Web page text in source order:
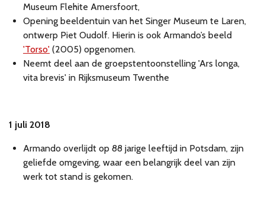
Museum Flehite Amersfoort,
Opening beeldentuin van het Singer Museum te Laren,
ontwerp Piet Oudolf. Hierin is ook Armando’s beeld
'Torso' (2005) opgenomen.
Neemt deel aan de groepstentoonstelling 'Ars longa,
vita brevis' in Rijksmuseum Twenthe
1 juli 2018
Armando overlijdt op 88 jarige leeftijd in Potsdam, zijn
geliefde omgeving, waar een belangrijk deel van zijn
werk tot stand is gekomen.